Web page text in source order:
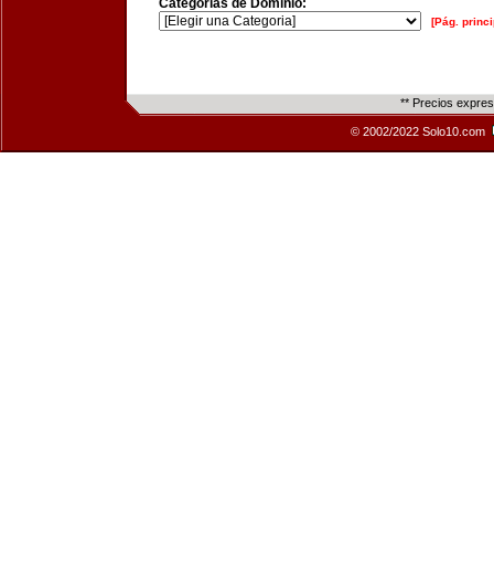
Categorías de Dominio:
[Pág.
** Precios
© 2002/2022 Solo10.com